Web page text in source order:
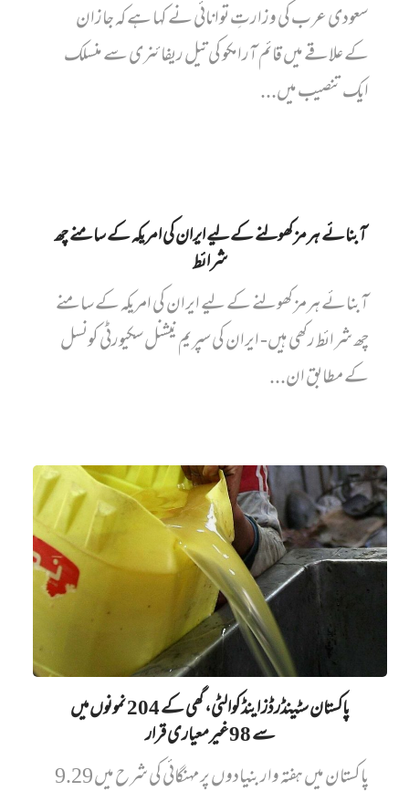
سعودی عرب کی وزارتِ توانائی نے کہا ہے کہ جازان
کے علاقے میں قائم آرامکو کی تیل ریفائنری سے منسلک
ایک تنصیب میں...
آبنائے ہرمز کھولنے کے لیے ایران کی امریکہ کے سامنے چھ
شرائط
آبنائے ہرمز کھولنے کے لیے ایران کی امریکہ کے سامنے
چھ شرائط رکھی ہیں- ایران کی سپریم نیشنل سکیورٹی کونسل
کے مطابق ان...
پاکستان سٹینڈرڈز اینڈ کوالٹی، گھی کے 204 نمونوں میں‌
سے 98 غیرمعیاری قرار
پاکستان میں ہفتہ وار بنیادوں پر مہنگائی کی شرح میں 9.29